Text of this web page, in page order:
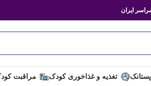
ایران
پستانک تغذیه و غذاخوری کودک مراقبت